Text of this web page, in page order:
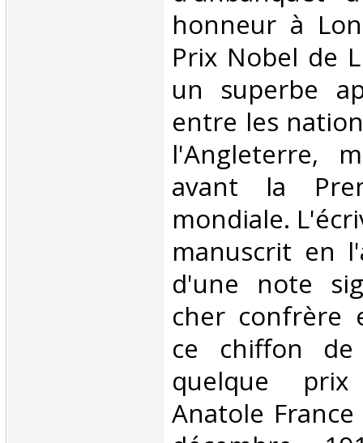
honneur à
Prix Nobel de
un superbe
entre les
l'Angleterre,
avant la
mondiale.
manuscrit en
d'une note
cher confrère
ce chiffon
quelque
Anatole